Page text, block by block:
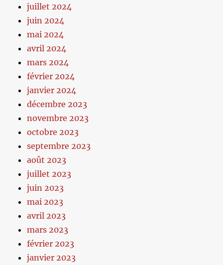
juillet 2024
juin 2024
mai 2024
avril 2024
mars 2024
février 2024
janvier 2024
décembre 2023
novembre 2023
octobre 2023
septembre 2023
août 2023
juillet 2023
juin 2023
mai 2023
avril 2023
mars 2023
février 2023
janvier 2023